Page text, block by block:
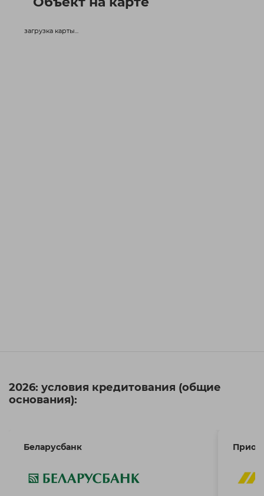
загрузка карты...
2026: условия кредитования (общие
основания):
Беларусбанк